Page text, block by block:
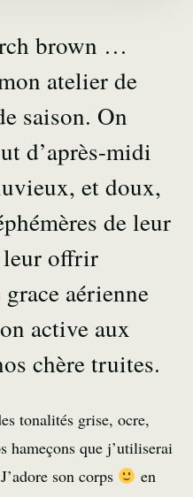
brown …
atelier de
saison. On
d’après-midi
et doux,
de leur
leur offrir
aérienne
active aux
chère truites.
tonalités grise, ocre,
hameçons que j’utiliserai
son corps
en